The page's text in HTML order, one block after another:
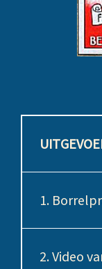
1.
2. Video